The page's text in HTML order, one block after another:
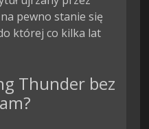
pewno stanie się
której co kilka lat
Thunder bez